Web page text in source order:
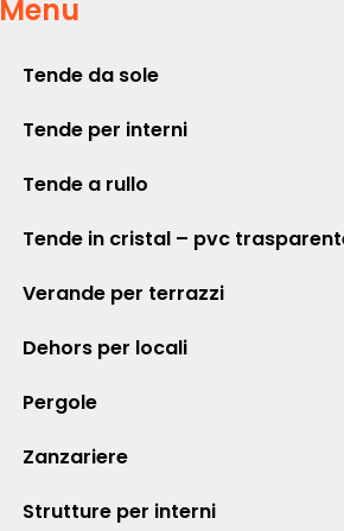
Menu
Tende da sole
Tende per interni
Tende a rullo
Tende in cristal – pvc
Verande per terrazzi
Dehors per locali
Pergole
Zanzariere
Strutture per interni